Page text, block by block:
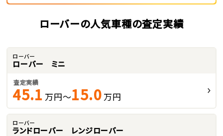
ローバーの人気車種の査定実績
ローバー
ローバー ミニ
査定実績
45.1 万円～15.0 万円
ローバー
ランドローバー レンジローバー